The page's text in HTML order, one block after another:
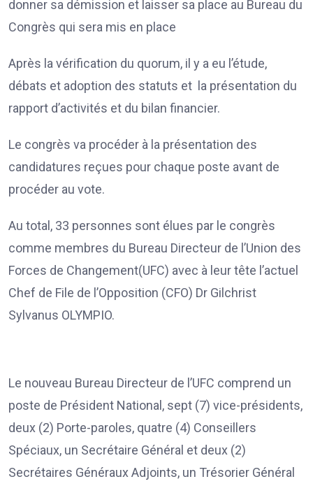
donner sa démission et laisser sa place au Bureau du
Congrès qui sera mis en place
Après la vérification du quorum, il y a eu l’étude,
débats et adoption des statuts et la présentation du
rapport d’activités et du bilan financier.
Le congrès va procéder à la présentation des
candidatures reçues pour chaque poste avant de
procéder au vote.
Au total, 33 personnes sont élues par le congrès
comme membres du Bureau Directeur de l’Union des
Forces de Changement(UFC) avec à leur tête l’actuel
Chef de File de l’Opposition (CFO) Dr Gilchrist
Sylvanus OLYMPIO.
Le nouveau Bureau Directeur de l’UFC comprend un
poste de Président National, sept (7) vice-présidents,
deux (2) Porte-paroles, quatre (4) Conseillers
Spéciaux, un Secrétaire Général et deux (2)
Secrétaires Généraux Adjoints, un Trésorier Général